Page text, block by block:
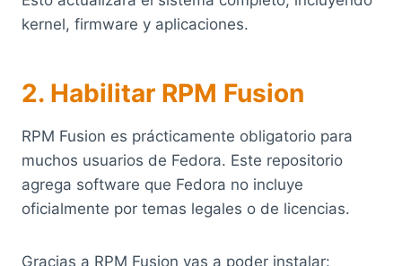
kernel, firmware y aplicaciones.
2. Habilitar RPM Fusion
RPM Fusion es prácticamente obligatorio para
muchos usuarios de Fedora. Este repositorio
agrega software que Fedora no incluye
oficialmente por temas legales o de licencias.
Gracias a RPM Fusion vas a poder instalar: